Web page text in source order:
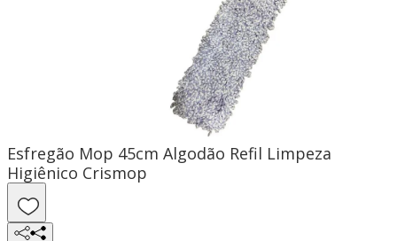
Esfregão Mop 45cm Algodão Refil Limpeza
Higiênico Crismop